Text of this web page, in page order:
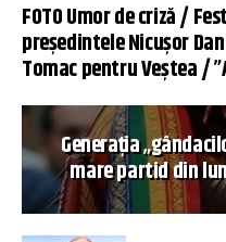
FOTO Umor de criză /
președintele Nicușor
Tomac pentru Veștea /
Generația
mare partid din